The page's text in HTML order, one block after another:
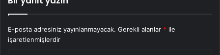
E-posta adresiniz yayınlanmayacak. Gerekli alanlar * ile
işaretlenmişlerdir